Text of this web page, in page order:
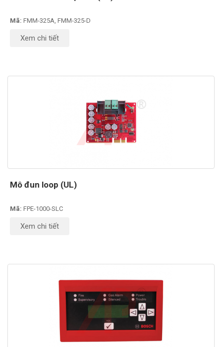
Mã: FMM-325A, FMM-325-D
Xem chi tiết
Mô đun loop (UL)
Mã: FPE-1000-SLC
Xem chi tiết